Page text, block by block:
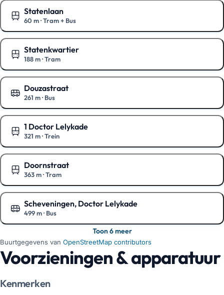
Statenlaan
60 m·Tram + Bus
Toon op de kaart
Statenkwartier
188 m·Tram
Toon op de kaart
Douzastraat
261 m· Bus
Toon op de kaart
1 Doctor Lelykade
321 m·Trein
Toon op de kaart
Doornstraat
363 m·Tram
Toon op de kaart
Scheveningen, Doctor Lelykade
499 m· Bus
Toon op de kaart
Toon 6 meer
Buurtgegevens van OpenStreetMap contributors
Voorzieningen & apparatuur
Kenmerken